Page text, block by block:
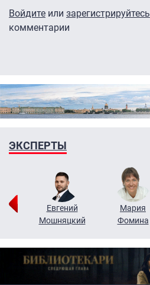
Войдите или зарегистрируйтесь
комментарии
ЭКСПЕРТЫ
Евгений
Мошняцкий
Мария
Фомина